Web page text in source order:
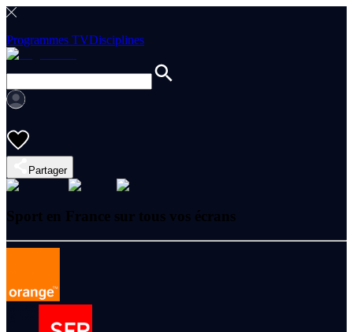
Programmes TVDisciplines
Partager
Sport en France sur tous vos écrans